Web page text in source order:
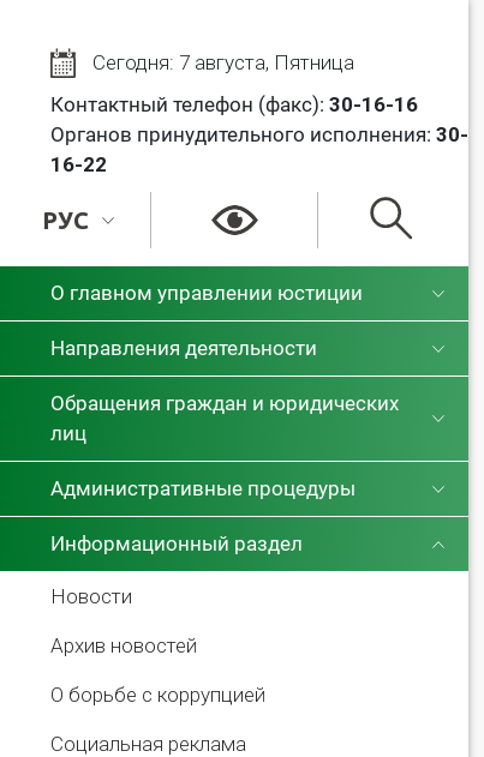
Сегодня: 7 августа, Пятница
Контактный телефон (факс): 30-16-16
Органов принудительного исполнения: 30-
16-22
РУС
О главном управлении юстиции
Направления деятельности
Обращения граждан и юридических
лиц
Административные процедуры
Информационный раздел
Новости
Архив новостей
О борьбе с коррупцией
Социальная реклама